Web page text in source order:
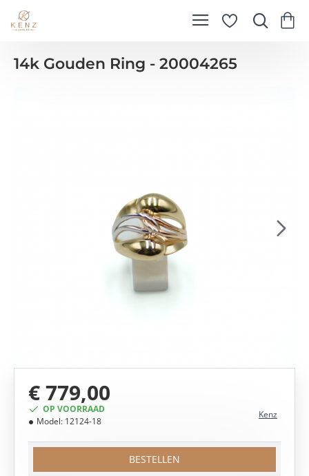
14k Gouden Ring - 20004265
OP VOORRAAD
Model: 12124-18
Kenz
€ 779,00
BESTELLEN